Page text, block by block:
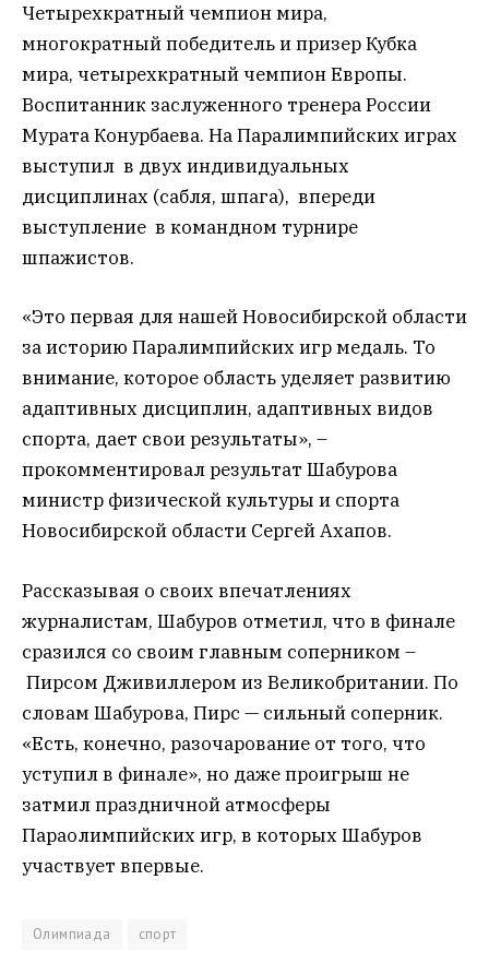
Четырехкратный чемпион мира,
многократный победитель и призер Кубка
мира, четырехкратный чемпион Европы.
Воспитанник заслуженного тренера России
Мурата Конурбаева. На Паралимпийских играх
выступил в двух индивидуальных
дисциплинах (сабля, шпага), впереди
выступление в командном турнире
шпажистов.
«Это первая для нашей Новосибирской области
за историю Паралимпийских игр медаль. То
внимание, которое область уделяет развитию
адаптивных дисциплин, адаптивных видов
спорта, дает свои результаты», –
прокомментировал результат Шабурова
министр физической культуры и спорта
Новосибирской области Сергей Ахапов.
Рассказывая о своих впечатлениях
журналистам, Шабуров отметил, что в финале
сразился со своим главным соперником –
Пирсом Дживиллером из Великобритании. По
словам Шабурова, Пирс — сильный соперник.
«Есть, конечно, разочарование от того, что
уступил в финале», но даже проигрыш не
затмил праздничной атмосферы
Параолимпийских игр, в которых Шабуров
участвует впервые.
Олимпиада спорт